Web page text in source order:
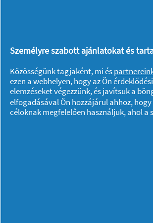
- útikönyv, térkép
- olvasnivaló
- telefon,
- tablet, laptop,
- látcső
Személyre szabott ajánlatokat és
Közösségünk tagjaként, mi és
ezen a webhelyen, hogy az Ön
elemzéseket végezzünk, és javítsuk a
elfogadásával Ön hozzájárul ahhoz,
céloknak megfelelően használjuk, ahol